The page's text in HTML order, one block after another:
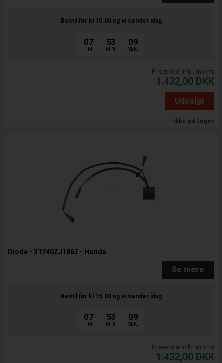
Bestil før kl 15.00 og vi sender idag
07
TIM.
53
MIN.
08
SEK.
Priserne er inkl. moms
1.432,00 DKK
Udsolgt
Ikke på lager
Diode - 31740ZJ1862 - Honda
Se mere
Bestil før kl 15.00 og vi sender idag
07
TIM.
53
MIN.
08
SEK.
Priserne er inkl. moms
1.432,00 DKK